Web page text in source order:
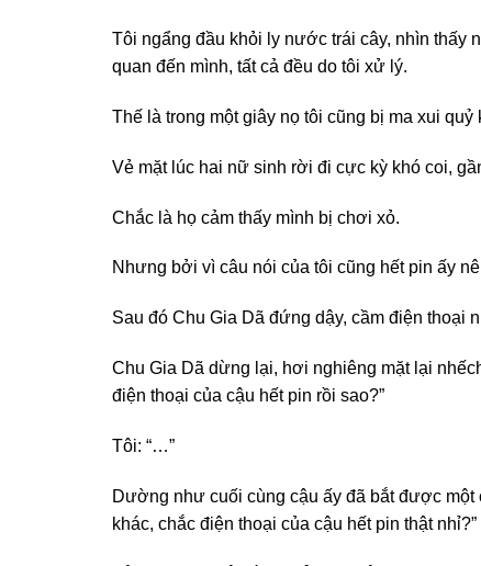
Tôi ngẩng đầu khỏi ly nước trái cây, nhìn
quan đến mình, tất cả đều do tôi xử lý.
Thế là trong một giây nọ tôi cũng bị ma xui quỷ
Vẻ mặt lúc hai nữ sinh rời đi cực kỳ khó coi,
Chắc là họ cảm thấy mình bị chơi xỏ.
Nhưng bởi vì câu nói của tôi cũng hết pin ấy
Sau đó Chu Gia Dã đứng dậy, cầm điện thoại
Chu Gia Dã dừng lại, hơi nghiêng mặt lại
điện thoại của cậu hết pin rồi sao?”
Tôi: “…”
Dường như cuối cùng cậu ấy đã bắt được
khác, chắc điện thoại của cậu hết pin thật nhỉ?”